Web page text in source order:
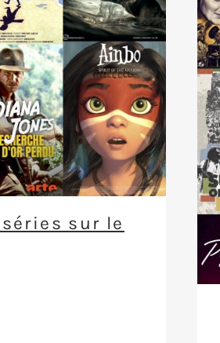
sur le